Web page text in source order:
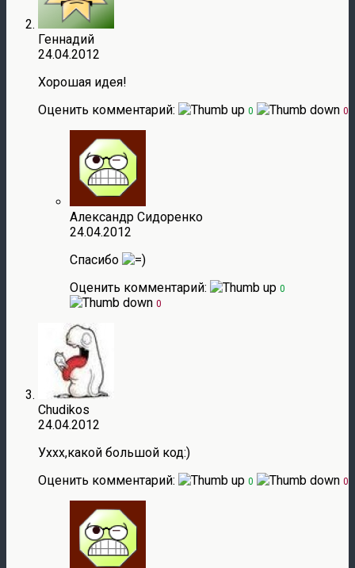
Геннадий
24.04.2012
Хорошая идея!
Оценить комментарий:
0 0
Александр Сидоренко
24.04.2012
Спасибо
Оценить комментарий:
0
0
Chudikos
24.04.2012
Уххх,какой большой код:)
Оценить комментарий:
0 0